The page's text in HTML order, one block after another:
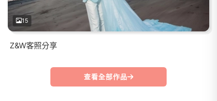
15
Z&W客照分享
查看全部作品